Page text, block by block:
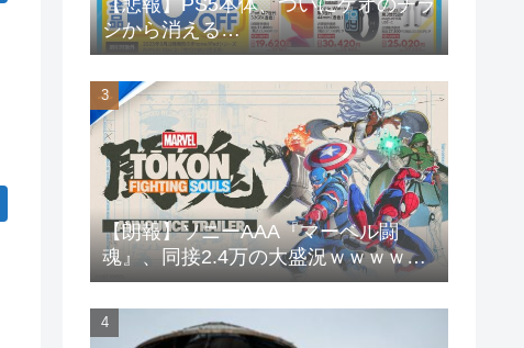
シから消える…
【朗報】ソニーAAA『マーベル闘
魂』、同接2.4万の大盛況ｗｗｗｗｗ
ｗ